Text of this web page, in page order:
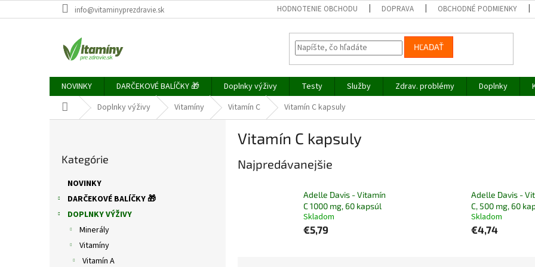
na
info@vitaminyprezdravie.sk HODNOTENIE OBCHODU DOPRAVA OBCHODNÉ PODMIENKY
HĽADAŤ
NOVINKY DARČEKOVÉ BALÍČKY 🎁 Doplnky výživy Testy Služby Zdrav. problémy Doplnky
DomovDoplnky výživy Vitamíny Vitamín C Vitamín C kapsuly
kategórie
Kategórie
NOVINKY
DARČEKOVÉ BALÍČKY 🎁
DOPLNKY VÝŽIVY
Minerály
Vitamíny
Vitamín A
Vitamín C kapsuly
Najpredávanejšie
Adelle Davis - Vitamín
C 1000 mg, 60 kapsúl
Skladom
€5,79
Adelle Davis -
C, 500 mg, 60
Skladom
€4,74